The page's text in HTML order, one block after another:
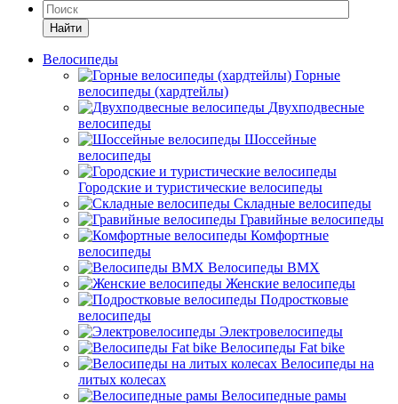
Найти
Велосипеды
Горные
велосипеды (хардтейлы)
Двухподвесные
велосипеды
Шоссейные
велосипеды
Городские и туристические велосипеды
Складные велосипеды
Гравийные велосипеды
Комфортные
велосипеды
Велосипеды BMX
Женские велосипеды
Подростковые
велосипеды
Электровелосипеды
Велосипеды Fat bike
Велосипеды на
литых колесах
Велосипедные рамы